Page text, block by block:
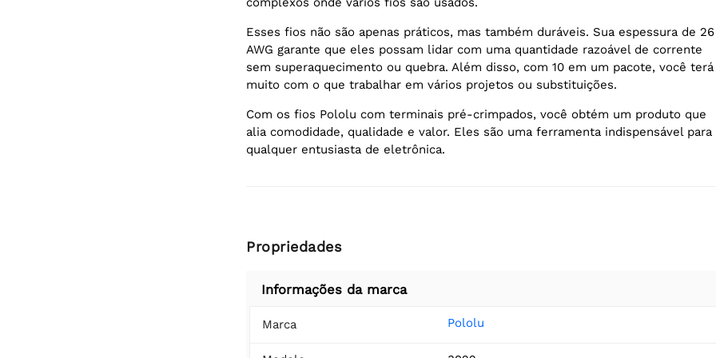
Esses fios não são apenas práticos, mas também duráveis. Sua espessura de 26
AWG garante que eles possam lidar com uma quantidade razoável de corrente
sem superaquecimento ou quebra. Além disso, com 10 em um pacote, você terá
muito com o que trabalhar em vários projetos ou substituições.
Com os fios Pololu com terminais pré-crimpados, você obtém um produto que
alia comodidade, qualidade e valor. Eles são uma ferramenta indispensável para
qualquer entusiasta de eletrônica.
Propriedades
Informações da marca
Marca Pololu